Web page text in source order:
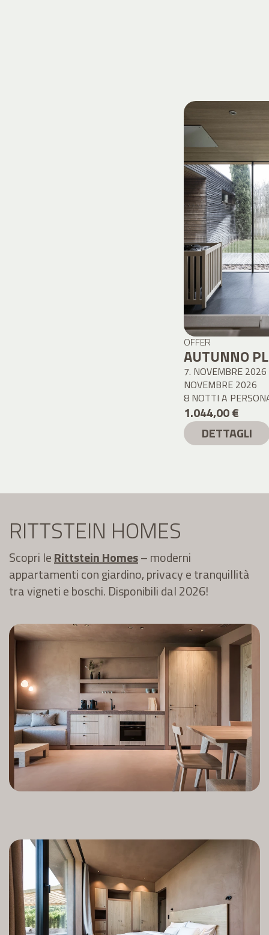
OFFER
AUTUNNO
7. NOVEMBRE
NOVEMBRE 2026
8 NOTTI A
1.044,00 €
DETTAGLI
RITTSTEIN HOMES
Scopri leRittstein Homes– moderni
appartamenti con giardino, privacy e tranquillità
tra vigneti e boschi. Disponibili dal 2026!